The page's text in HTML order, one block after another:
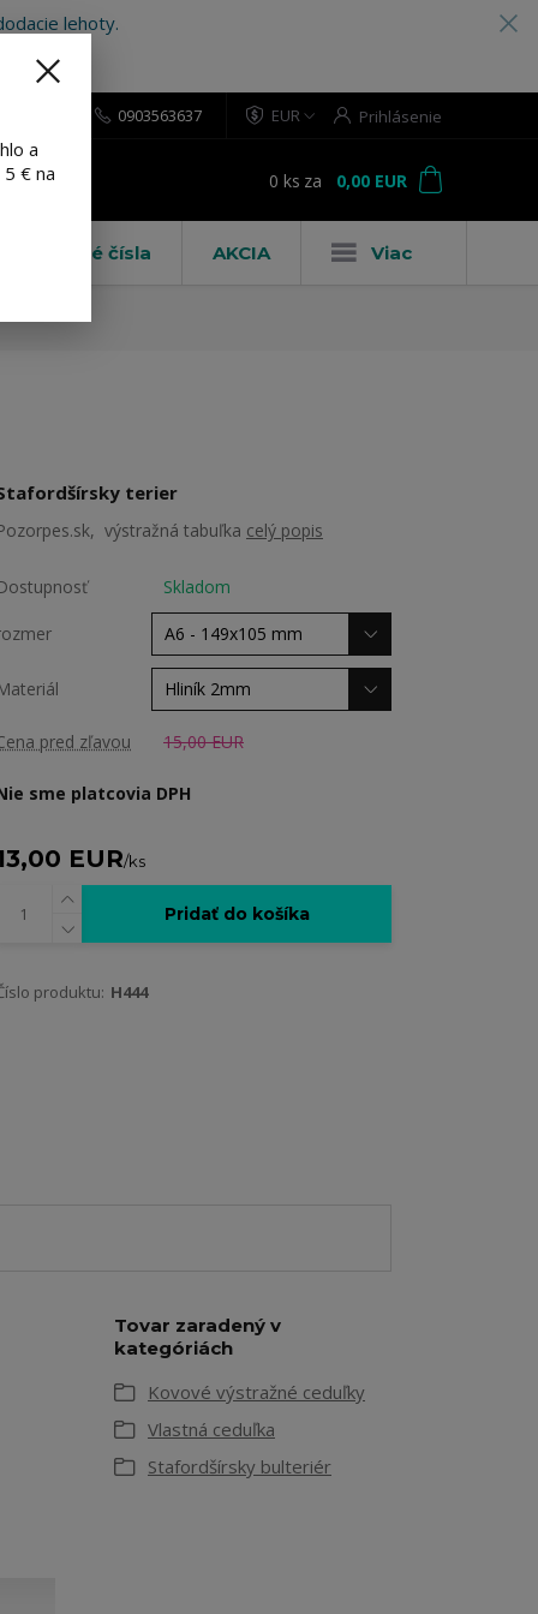
lehoty.
EUR Prihlásenie
0903563637
0 ks za 0,00 EUR
Domové čísla AKCIA Viac
terier
výstražná tabuľka celý popis
Skladom
pred zľavou 15,00 EUR
sme platcovia DPH
EUR/ks
Pridať do košíka
produktu: H444
Tovar zaradený v
kategóriách
Kovové výstražné ceduľky
Vlastná ceduľka
Stafordšírsky bulteriér
a
€ na